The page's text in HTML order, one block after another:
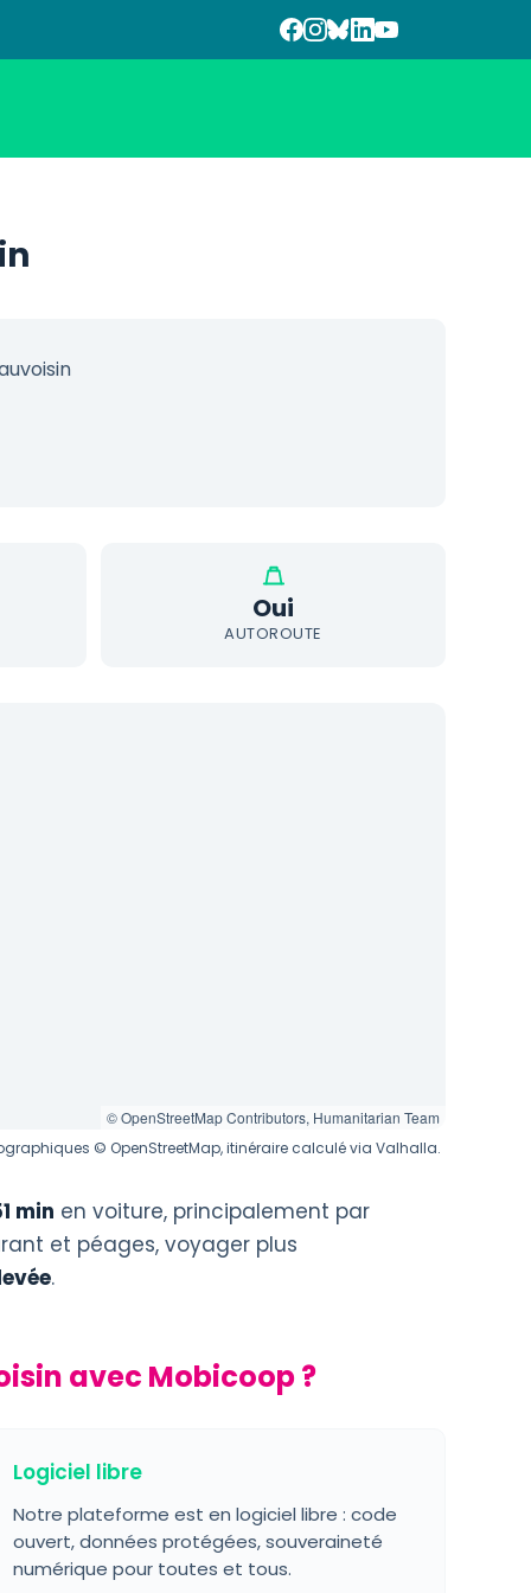
Oui
AUTOROUTE
© OpenStreetMap Contributors, Humanitarian Team
© OpenStreetMap, itinéraire calculé via Valhalla.
min en voiture, principalement par
et péages, voyager plus
.
avec Mobicoop ?
Logiciel libre
Notre plateforme est en logiciel libre : code
ouvert, données protégées, souveraineté
numérique pour toutes et tous.